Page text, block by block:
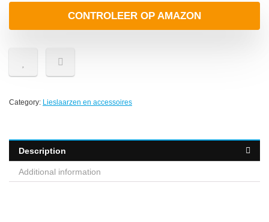
CONTROLEER OP AMAZON
Category: Lieslaarzen en accessoires
Description
Additional information